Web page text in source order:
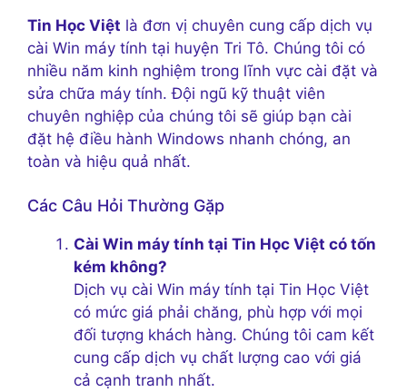
Tin Học Việt là đơn vị chuyên cung cấp dịch vụ
cài Win máy tính tại huyện Tri Tô. Chúng tôi có
nhiều năm kinh nghiệm trong lĩnh vực cài đặt và
sửa chữa máy tính. Đội ngũ kỹ thuật viên
chuyên nghiệp của chúng tôi sẽ giúp bạn cài
đặt hệ điều hành Windows nhanh chóng, an
toàn và hiệu quả nhất.
Các Câu Hỏi Thường Gặp
Cài Win máy tính tại Tin Học Việt có tốn
kém không?
Dịch vụ cài Win máy tính tại Tin Học Việt
có mức giá phải chăng, phù hợp với mọi
đối tượng khách hàng. Chúng tôi cam kết
cung cấp dịch vụ chất lượng cao với giá
cả cạnh tranh nhất.